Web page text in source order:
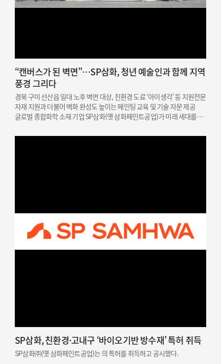
“캔버스가 된 벽면”…SP삼화, 청년 예술인과 함께 지역
풍경 그리다
경북 구미 선산읍 일대 노후 벽면 대상, 친환경 도료 ‘아이생각’ 등 지원전문
자재 지원과 더불어 벽화 완성도 높이는 페인팅 교육 및 기술 자문 제공
글로벌 종합화학 소재 기업 SP삼화(옛 삼화페인트공업)가 미래 세대를
성공적으로 마쳤다고 밝혔다. SP삼화는…
SP삼화, 친환경·고내구 ‘바이오기반 방수재’ 특허 취득
SP삼화㈜(옛 삼화페인트공업)는 의 특허를 취득하고 공시했다.